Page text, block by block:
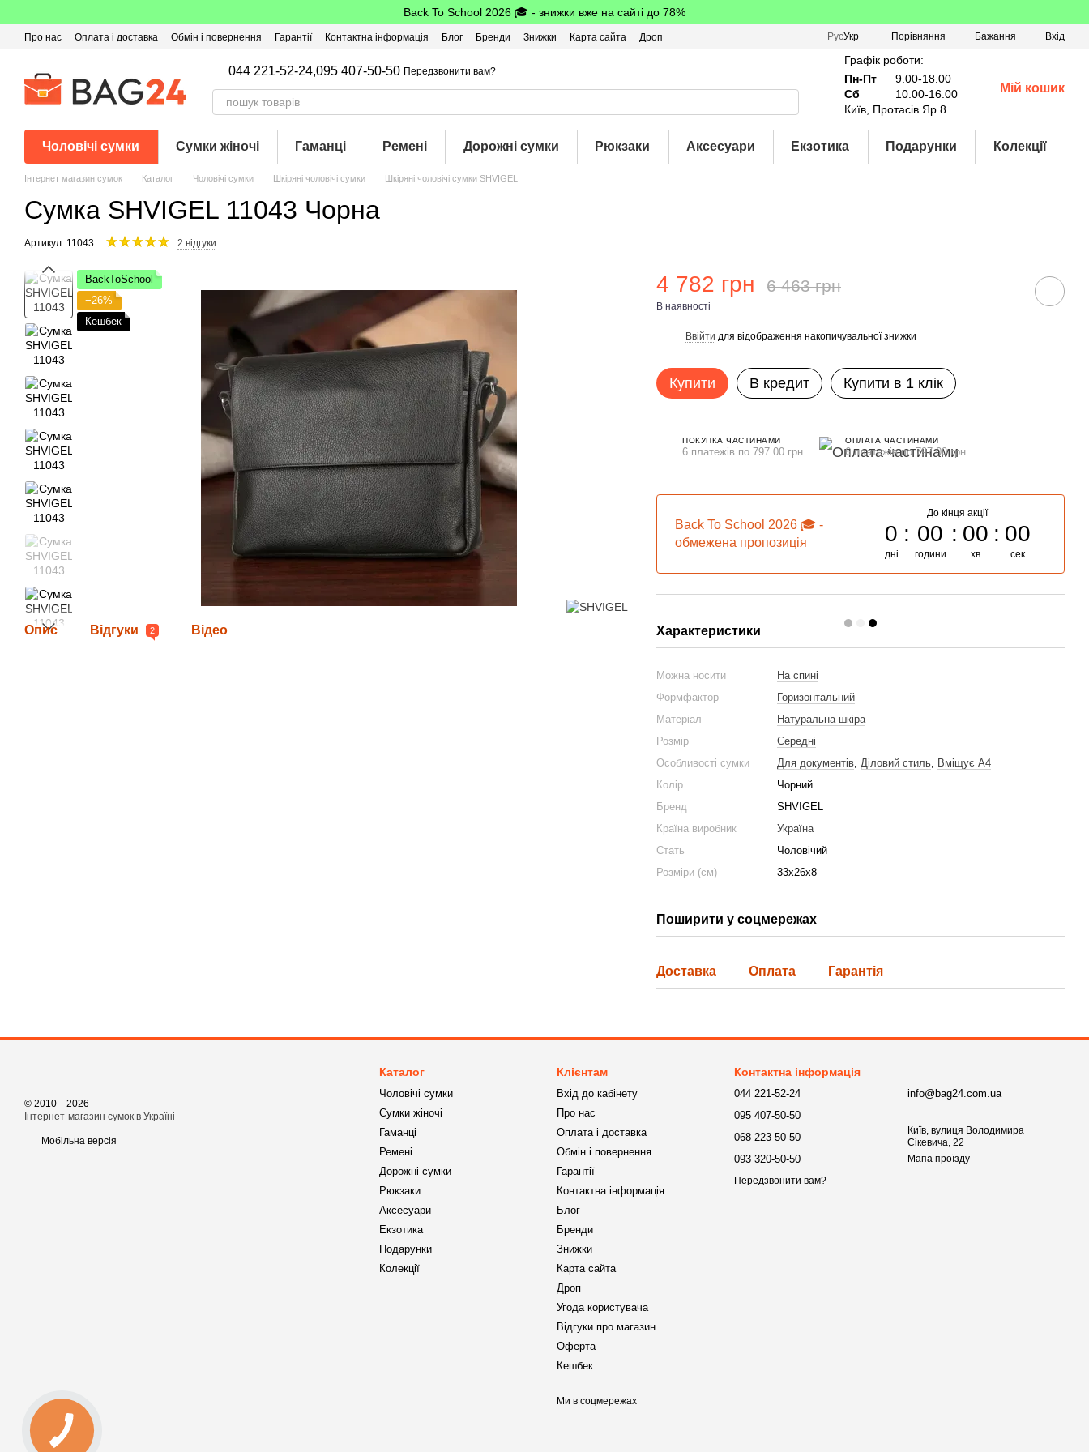
Back To School 2026 🎓 - знижки вже на сайті до 78%
Про нас Оплата і доставка Обмін і повернення Гарантії Контактна інформація Блог Бренди Знижки Карта сайта
Дроп
РусУкр Порівняння Бажання Вхід
044 221-52-24,095 407-50-50 Передзвонити вам?
Графік роботи:
Пн-Пт
9.00-18.00
Сб
10.00-16.00
Київ, Протасів Яр 8
Мій кошик
Чоловічі сумки Сумки жіночі Гаманці Ремені Дорожні сумки Рюкзаки Аксесуари Екзотика Подарунки Колекції
Інтернет магазин сумок Каталог Чоловічі сумки Шкіряні чоловічі сумки Шкіряні чоловічі сумки SHVIGEL
Сумка SHVIGEL 11043 Чорна
Артикул: 11043 2 відгуки
BackToSchool
−26%
Кешбек
Опис Відгуки 2 Відео
4 782 грн 6 463 грн
В наявності
Ввійти для відображення накопичувальної знижки
Купити В кредит Купити в 1 клік
ПОКУПКА ЧАСТИНАМИ
6 платежів по 797.00 грн
ОПЛАТА ЧАСТИНАМИ
6 платежів по 797.00 грн
Back To School 2026 🎓 -
обмежена пропозиція
До кінця акції
0
дні
00
години
00
хв
00
сек
Характеристики
Можна носити
На спині
Формфактор
Горизонтальний
Матеріал
Натуральна шкіра
Розмір
Середні
Особливості сумки
Для документів,Діловий стиль, Вміщує А4
Колір
Чорний
Бренд
SHVIGEL
Країна виробник
Україна
Стать
Чоловічий
Розміри (см)
33х26х8
Поширити у соцмережах
Доставка Оплата Гарантія
© 2010—2026
Інтернет-магазин сумок в Україні
Мобільна версія
Каталог
Чоловічі сумки
Сумки жіночі
Гаманці
Ремені
Дорожні сумки
Рюкзаки
Аксесуари
Екзотика
Подарунки
Колекції
Клієнтам
Вхід до кабінету
Про нас
Оплата і доставка
Обмін і повернення
Гарантії
Контактна інформація
Блог
Бренди
Знижки
Карта сайта
Дроп
Угода користувача
Відгуки про магазин
Оферта
Кешбек
Ми в соцмережах
Контактна інформація
044 221-52-24
095 407-50-50
068 223-50-50
093 320-50-50
Передзвонити вам?
info@bag24.com.ua
Київ, вулиця Володимира
Сікевича, 22
Мапа проїзду